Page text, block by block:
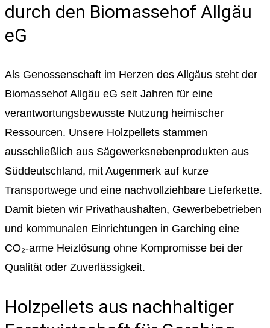
durch den Biomassehof Allgäu
eG
Als Genossenschaft im Herzen des Allgäus steht der
Biomassehof Allgäu eG seit Jahren für eine
verantwortungsbewusste Nutzung heimischer
Ressourcen. Unsere Holzpellets stammen
ausschließlich aus Sägewerksnebenprodukten aus
Süddeutschland, mit Augenmerk auf kurze
Transportwege und eine nachvollziehbare Lieferkette.
Damit bieten wir Privathaushalten, Gewerbebetrieben
und kommunalen Einrichtungen in Garching eine
CO₂-arme Heizlösung ohne Kompromisse bei der
Qualität oder Zuverlässigkeit.
Holzpellets aus nachhaltiger